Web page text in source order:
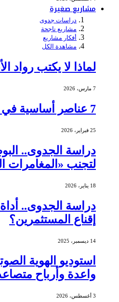
مشاريع صغيرة
دراسات جدوى
مشاريع ناجحة
أفكار مشاريع
مشاهدة الكل
لماذا لا يكتب رواد
7 مارس، 2026
7 عناصر أساسية في دراسة الجدوى
25 فبراير، 2026
دراسة الجدوى..
لتجنب «المغامرات
18 يناير، 2026
دراسة الجدوى..
إقناع المستثمرين؟
14 ديسمبر، 2025
استوديو الهوية
واعدة وأرباح
3 أغسطس، 2026